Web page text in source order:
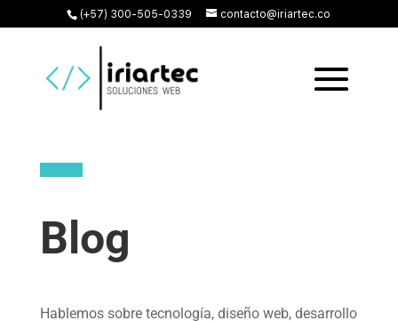
(+57) 300-505-0339 contacto@iriartec.co
Blog
Hablemos sobre tecnología, diseño web, desarrollo